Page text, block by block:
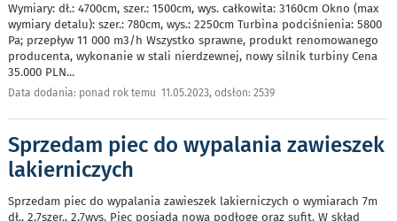
Wymiary: dł.: 4700cm, szer.: 1500cm, wys. całkowita: 3160cm Okno (max
wymiary detalu): szer.: 780cm, wys.: 2250cm Turbina podciśnienia: 5800
Pa; przepływ 11 000 m3/h Wszystko sprawne, produkt renomowanego
producenta, wykonanie w stali nierdzewnej, nowy silnik turbiny Cena
35.000 PLN...
Data dodania: ponad rok temu 11.05.2023, odsłon: 2539
Sprzedam piec do wypalania zawieszek
lakierniczych
Sprzedam piec do wypalania zawieszek lakierniczych o wymiarach 7m
dł., 2,7szer., 2,7wys. Piec posiada nową podłogę oraz sufit. W skład